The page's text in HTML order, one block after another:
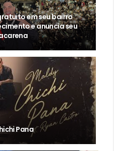
em seu bairro
e anuncia seu
Pana